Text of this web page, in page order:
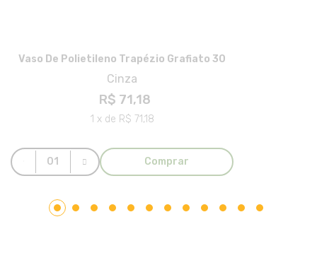
Vaso De Polietileno Trapézio Grafiato 30
Cinza
R$ 71,18
1 x de R$ 71,18
Comprar